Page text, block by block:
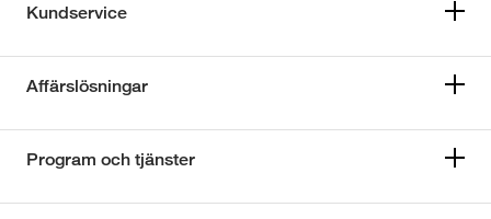
Kundservice
Affärslösningar
Program och tjänster